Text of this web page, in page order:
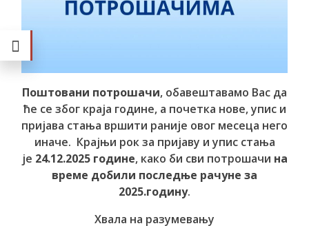
Поштовани потрошачи, обавештавамо Вас да
ће се због краја године, а почетка нове, упис и
пријава стања вршити раније овог месеца него
иначе. Крајњи рок за пријаву и упис стања
је 24.12.2025 године, како би сви потрошачи на
време добили последње рачуне за
2025.годину.
Хвала на разумевању